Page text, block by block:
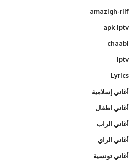
amazigh-riif
apk iptv
chaabi
iptv
Lyrics
أغاني إسلامية
أغاني اطفال
أغاني الراب
أغاني الراي
أغاني تونسية